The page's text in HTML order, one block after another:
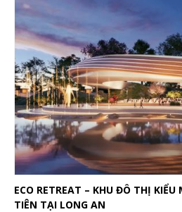
ECO RETREAT – KHU ĐÔ THỊ
TIÊN TẠI LONG AN